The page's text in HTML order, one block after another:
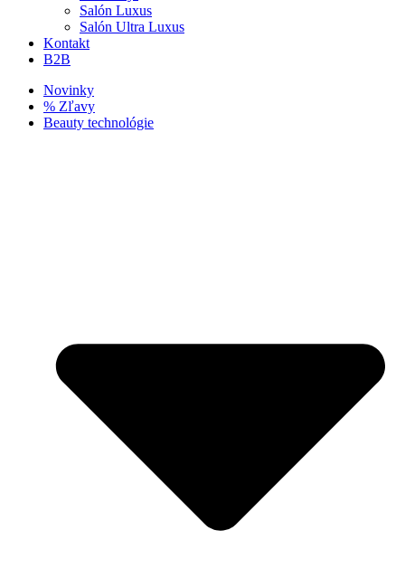
Salón Luxus
Salón Ultra Luxus
Kontakt
B2B
Novinky
% Zľavy
Beauty technológie